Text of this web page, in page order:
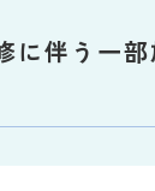
に伴う一